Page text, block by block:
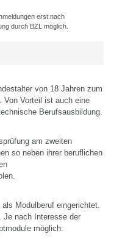
erst nach
durch BZL möglich.
von 18 Jahren zum
Von Vorteil ist auch eine
Berufsausbildung.
am zweiten
so neben ihrer beruflichen
Modulberuf eingerichtet.
Je nach Interesse der
möglich: